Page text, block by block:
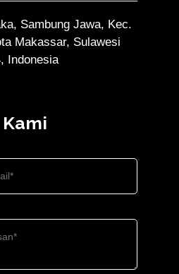
Sambung Jawa, Kec.
Makassar, Sulawesi
Indonesia